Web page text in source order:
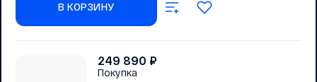
В КОРЗИНУ
249 890 ₽
Покупка